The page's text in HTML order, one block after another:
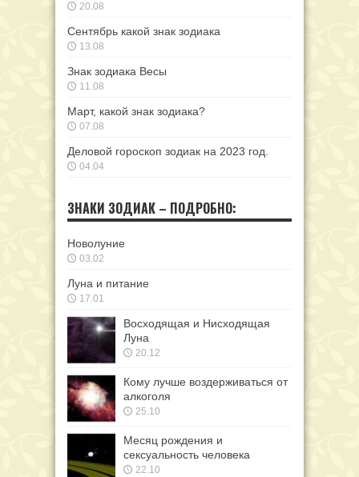
20.08
Сентябрь какой знак зодиака
13.08
Знак зодиака Весы
11.08
Март, какой знак зодиака?
07.08
Деловой гороскоп зодиак на 2023 год.
04.04
ЗНАКИ ЗОДИАК – ПОДРОБНО:
Новолуние
03.02
Луна и питание
17.01
Восходящая и Нисходящая
Луна
20.12
Кому лучше воздерживаться от
алкоголя
25.10
Месяц рождения и
сексуальность человека
22.10